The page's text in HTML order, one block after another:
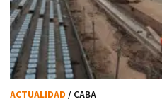
ACTUALIDAD / CABA